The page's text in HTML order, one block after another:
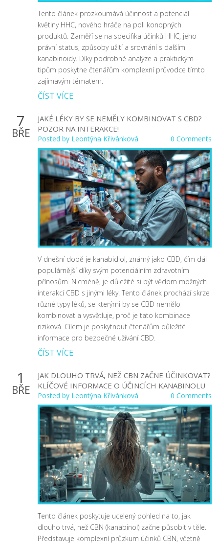
Tento článek prozkoumává účinnost a potenciál
květiny HHC, nového hráče na poli konopných
produktů. Zaměří se na specifika účinků HHC, jeho
právní status, způsoby užití a srovnání s dalšími
kanabinoidy. Díky podrobné analýze a praktickým
tipům poskytne čtenářům komplexní průvodce tímto
zajímavým tématem.
ČÍST VÍCE
7
BŘE
JAKÉ LÉKY BY SE NEMĚLY KOMBINOVAT S CBD?
POZOR NA INTERAKCE!
Posted by Leontýna Křivánková 0 Comments
V dnešní době je kanabidiol, známý jako CBD, čím dál
populárnější díky svým potenciálním zdravotním
přínosům. Nicméně, je důležité si být vědom možných
interakcí CBD s jinými léky. Tento článek prochází skrze
různé typy léků, se kterými by se CBD nemělo
kombinovat a vysvětluje, proč je tato kombinace
riziková. Cílem je poskytnout čtenářům důležité
informace pro bezpečné užívání CBD.
ČÍST VÍCE
1
BŘE
JAK DLOUHO TRVÁ, NEŽ CBN ZAČNE ÚČINKOVAT?
KLÍČOVÉ INFORMACE O ÚČINCÍCH KANABINOLU
Posted by Leontýna Křivánková 0 Comments
Tento článek poskytuje ucelený pohled na to, jak
dlouho trvá, než CBN (kanabinol) začne působit v těle.
Představuje komplexní průzkum účinků CBN, včetně